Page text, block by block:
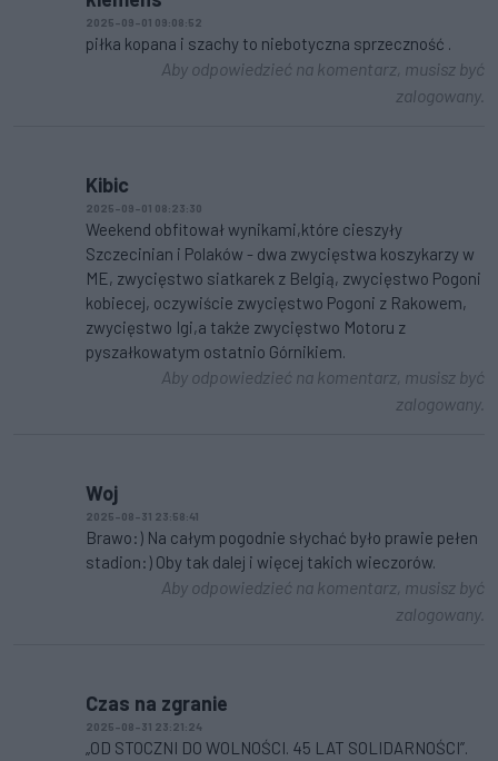
2025-09-01 09:08:52
piłka kopana i szachy to niebotyczna sprzeczność .
Aby odpowiedzieć na komentarz, musisz być
zalogowany.
Kibic
2025-09-01 08:23:30
Weekend obfitował wynikami,które cieszyły
Szczecinian i Polaków - dwa zwycięstwa koszykarzy w
ME, zwycięstwo siatkarek z Belgią, zwycięstwo Pogoni
kobiecej, oczywiście zwycięstwo Pogoni z Rakowem,
zwycięstwo Igi,a także zwycięstwo Motoru z
pyszałkowatym ostatnio Górnikiem.
Aby odpowiedzieć na komentarz, musisz być
zalogowany.
Woj
2025-08-31 23:58:41
Brawo:) Na całym pogodnie słychać było prawie pełen
stadion:) Oby tak dalej i więcej takich wieczorów.
Aby odpowiedzieć na komentarz, musisz być
zalogowany.
Czas na zgranie
2025-08-31 23:21:24
„OD STOCZNI DO WOLNOŚCI. 45 LAT SOLIDARNOŚCI”.